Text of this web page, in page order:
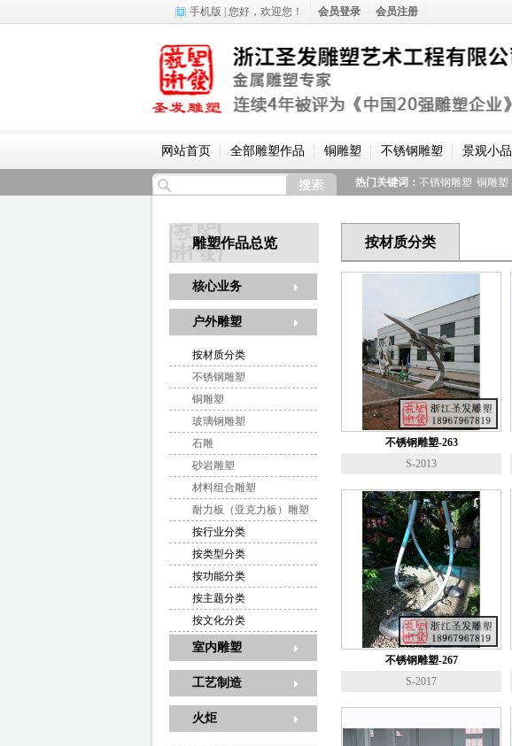
网站首页 全部雕塑作品 铜雕塑 不锈钢雕塑 景观小品
热门关键词： 不锈钢雕塑 铜雕塑
雕塑作品总览
核心业务
户外雕塑
按材质分类
不锈钢雕塑
铜雕塑
玻璃钢雕塑
石雕
砂岩雕塑
材料组合雕塑
耐力板（亚克力板）雕塑
按行业分类
按类型分类
按功能分类
按主题分类
按文化分类
室内雕塑
工艺制造
火炬
按材质分类
不锈钢雕塑-263
S-2013
不锈钢雕塑-267
S-2017
手机版 | 您好， 欢迎您！ 会员登录 会员注册